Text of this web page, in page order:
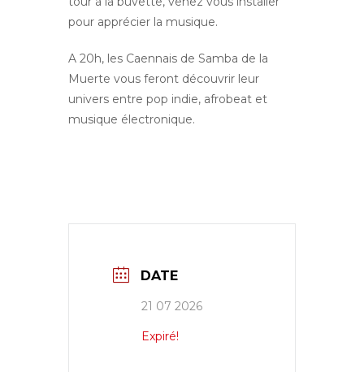
pour apprécier la musique.
A 20h, les Caennais de Samba de la
Muerte vous feront découvrir leur
univers entre pop indie, afrobeat et
musique électronique.
DATE
21 07 2026
Expiré!